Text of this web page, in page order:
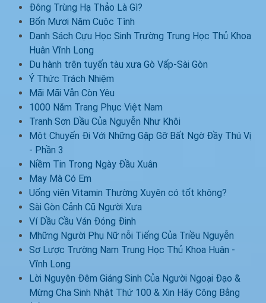
Đông Trùng Hạ Thảo Là Gì?
Bốn Mươi Năm Cuộc Tình
Danh Sách Cựu Học Sinh Trường Trung Học Thủ Khoa
Huân Vĩnh Long
Du hành trên tuyến tàu xưa Gò Vấp-Sài Gòn
Ý Thức Trách Nhiệm
Mãi Mãi Vẫn Còn Yêu
1000 Năm Trang Phục Việt Nam
Tranh Sơn Dầu Của Nguyễn Như Khôi
Một Chuyến Đi Với Những Gặp Gỡ Bất Ngờ Đầy Thú Vị
- Phần 3
Niềm Tin Trong Ngày Đầu Xuân
May Mà Có Em
Uống viên Vitamin Thường Xuyên có tốt không?
Sài Gòn Cảnh Cũ Người Xưa
Ví Dầu Cầu Ván Đóng Đinh
Mhững Người Phụ Nữ nỗi Tiếng Của Triều Nguyễn
Sơ Lược Trường Nam Trung Học Thủ Khoa Huân -
Vĩnh Long
Lời Nguyện Đêm Giáng Sinh Của Người Ngoại Đạo &
Mừng Cha Sinh Nhật Thứ 100 & Xin Hãy Công Bằng